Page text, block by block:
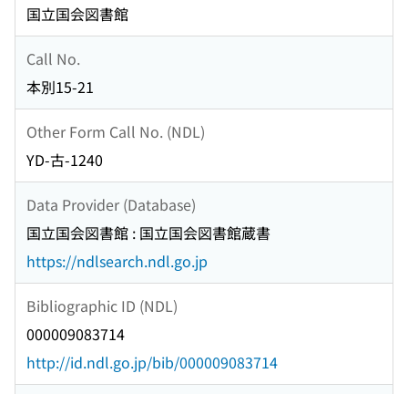
国立国会図書館
Call No.
本別15-21
Other Form Call No. (NDL)
YD-古-1240
Data Provider (Database)
国立国会図書館 : 国立国会図書館蔵書
https://ndlsearch.ndl.go.jp
Bibliographic ID (NDL)
000009083714
http://id.ndl.go.jp/bib/000009083714